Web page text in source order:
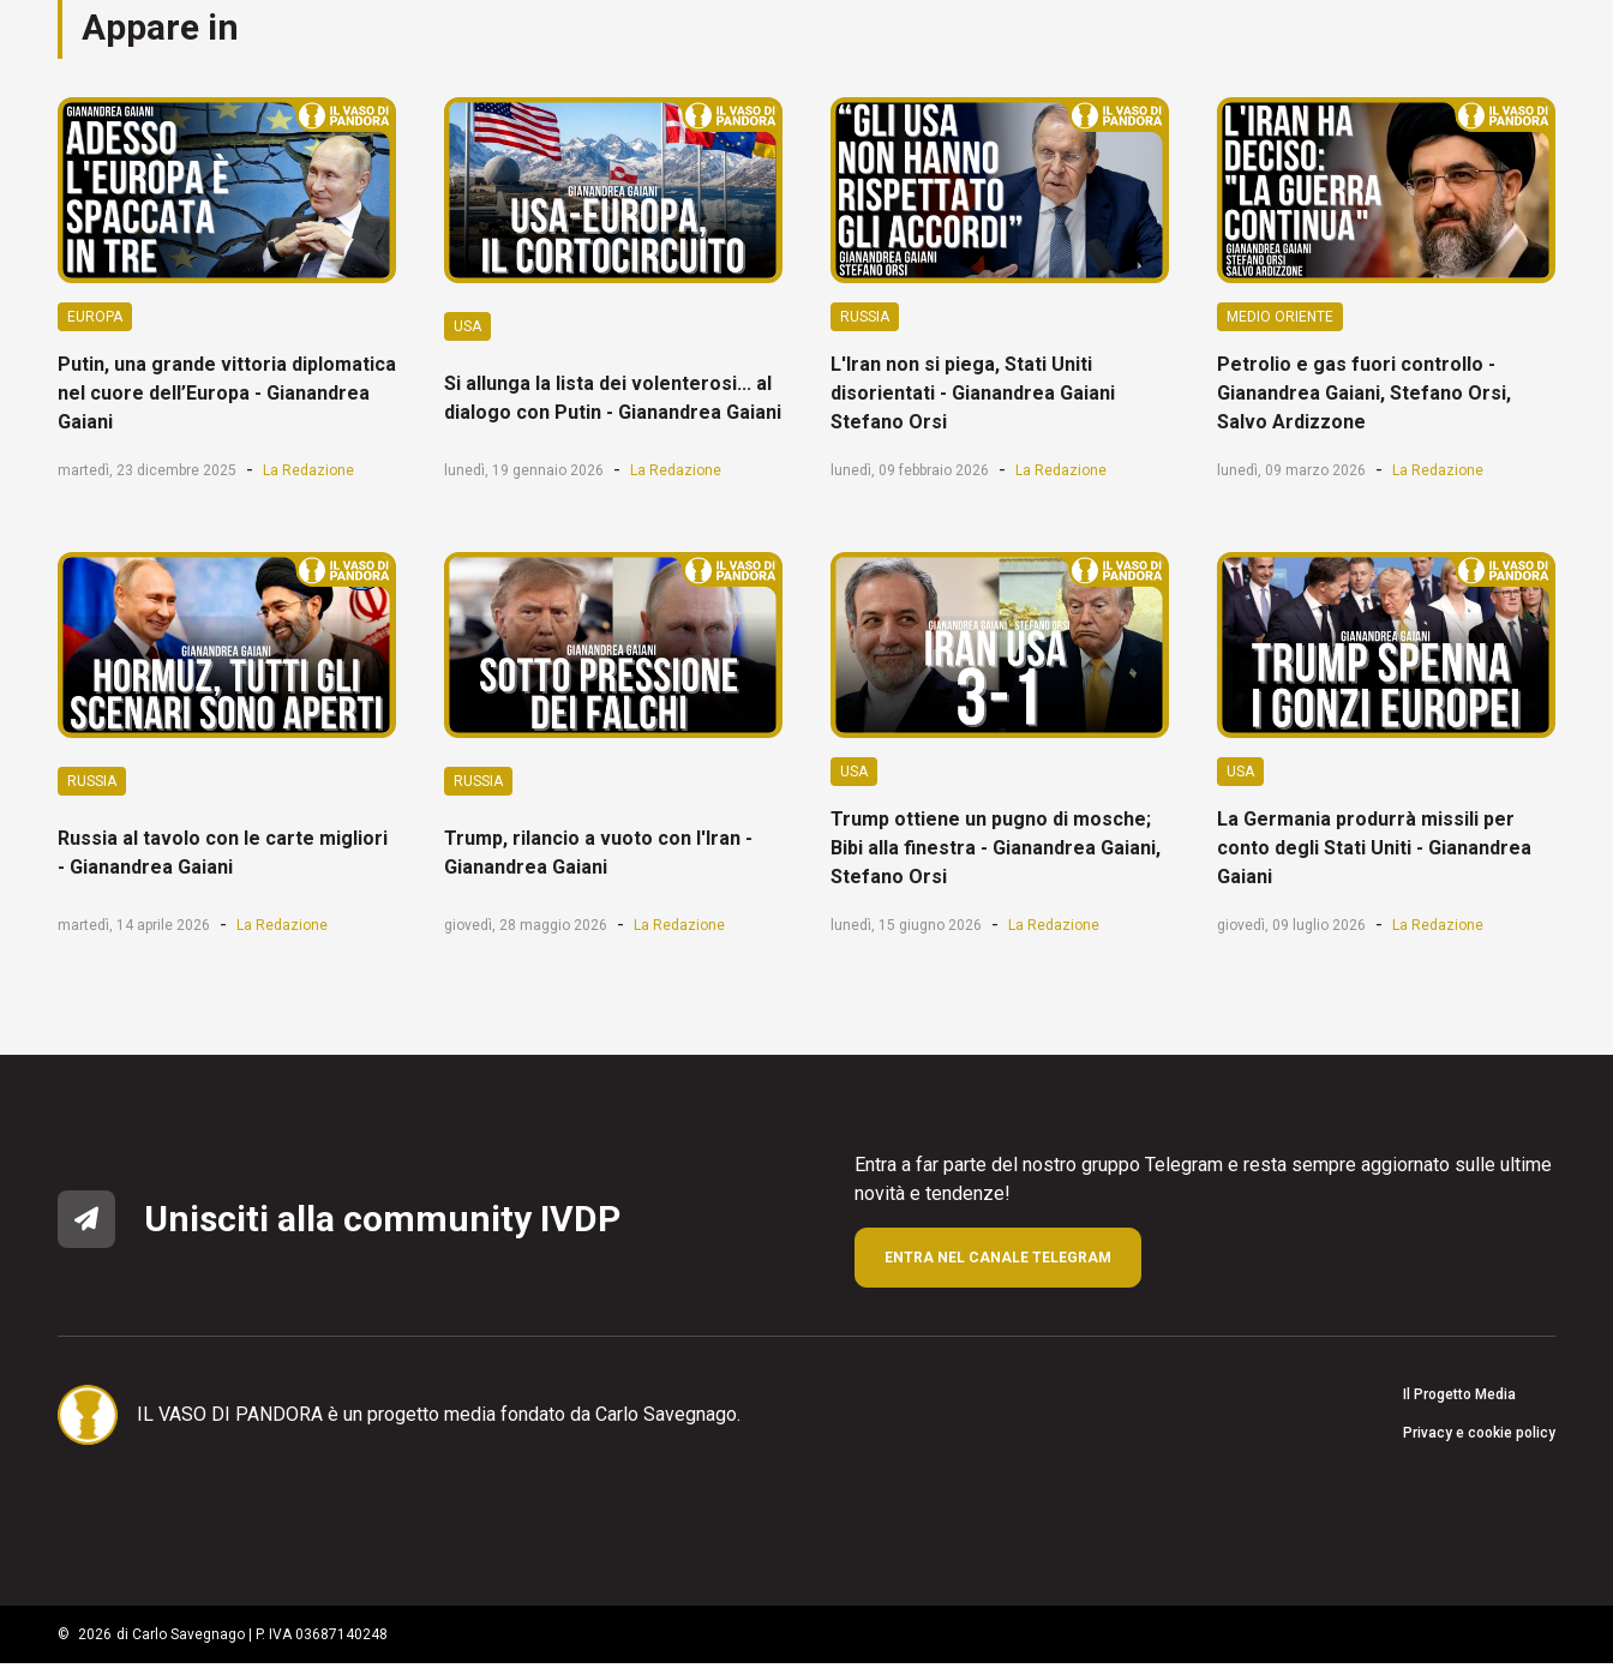
Appare in
EUROPA
Putin, una grande vittoria diplomatica
nel cuore dell’Europa - Gianandrea
Gaiani
martedì, 23 dicembre 2025 - La Redazione
USA
Si allunga la lista dei volenterosi... al
dialogo con Putin - Gianandrea Gaiani
lunedì, 19 gennaio 2026 - La Redazione
RUSSIA
L'Iran non si piega, Stati Uniti
disorientati - Gianandrea Gaiani
Stefano Orsi
lunedì, 09 febbraio 2026 - La Redazione
MEDIO ORIENTE
Petrolio e gas fuori controllo -
Gianandrea Gaiani, Stefano Orsi,
Salvo Ardizzone
lunedì, 09 marzo 2026 - La Redazione
RUSSIA
Russia al tavolo con le carte migliori
- Gianandrea Gaiani
martedì, 14 aprile 2026 - La Redazione
RUSSIA
Trump, rilancio a vuoto con l'Iran -
Gianandrea Gaiani
giovedì, 28 maggio 2026 - La Redazione
USA
Trump ottiene un pugno di mosche;
Bibi alla finestra - Gianandrea Gaiani,
Stefano Orsi
lunedì, 15 giugno 2026 - La Redazione
USA
La Germania produrrà missili per
conto degli Stati Uniti - Gianandrea
Gaiani
giovedì, 09 luglio 2026 - La Redazione
Unisciti alla community IVDP
Entra a far parte del nostro gruppo Telegram e resta sempre aggiornato sulle ultime
novità e tendenze!
ENTRA NEL CANALE TELEGRAM
IL VASO DI PANDORA è un progetto media fondato da Carlo Savegnago.
Il Progetto Media
Privacy e cookie policy
© 2026 di Carlo Savegnago | P. IVA 03687140248